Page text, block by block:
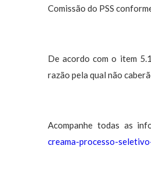
Comissão do PSS
De acordo com o item
razão pela qual não
Acompanhe todas as
creama-processo-